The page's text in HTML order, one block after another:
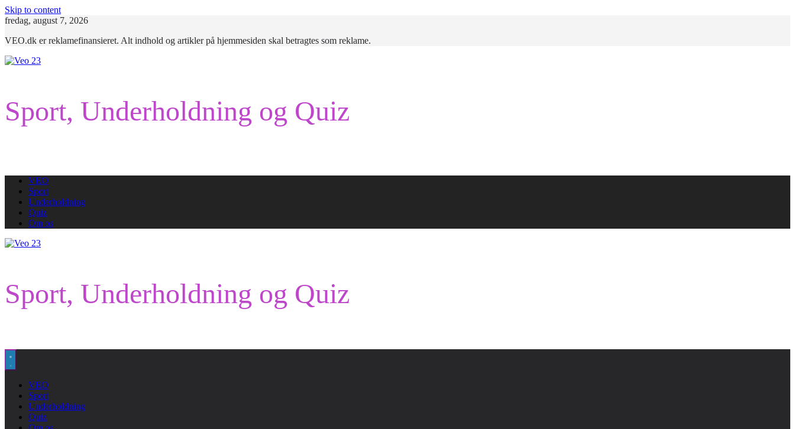
Skip to content
fredag, august 7, 2026
VEO.dk er reklamefinansieret. Alt indhold og artikler på hjemmesiden skal betragtes som reklame.
Sport, Underholdning og Quiz
VEO
Sport
Underholdning
Quiz
Om os
Sport, Underholdning og Quiz
VEO
Sport
Underholdning
Quiz